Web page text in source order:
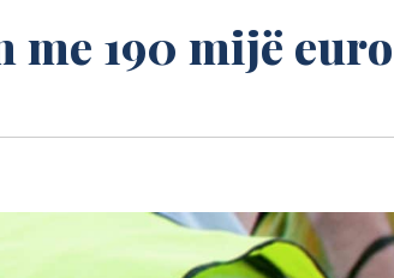
me 190 mijë euro